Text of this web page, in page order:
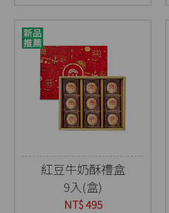
紅豆牛奶酥禮盒
9入(盒)
NT$ 495